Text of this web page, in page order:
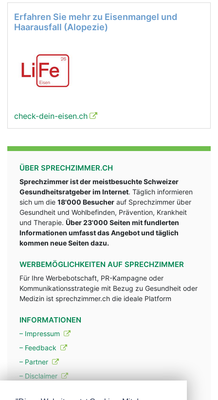
Erfahren Sie mehr zu Eisenmangel und
Haarausfall (Alopezie)
check-dein-eisen.ch
ÜBER SPRECHZIMMER.CH
Sprechzimmer ist der meistbesuchte Schweizer
Gesundheitsratgeber im Internet. Täglich informieren
sich um die 18'000 Besucher auf Sprechzimmer über
Gesundheit und Wohlbefinden, Prävention, Krankheit
und Therapie. Über 23'000 Seiten mit fundlerten
Informationen umfasst das Angebot und täglich
kommen neue Seiten dazu.
WERBEMÖGLICHKEITEN AUF SPRECHZIMMER
Für Ihre Werbebotschaft, PR-Kampagne oder
Kommunikationsstrategie mit Bezug zu Gesundheit oder
Medizin ist sprechzimmer.ch die ideale Platform
INFORMATIONEN
– Impressum
– Feedback
– Partner
– Disclaimer